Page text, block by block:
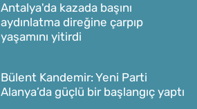
Antalya'da kazada başını
aydınlatma direğine çarpıp
yaşamını yitirdi
Bülent Kandemir: Yeni Parti
Alanya’da güçlü bir başlangıç yaptı